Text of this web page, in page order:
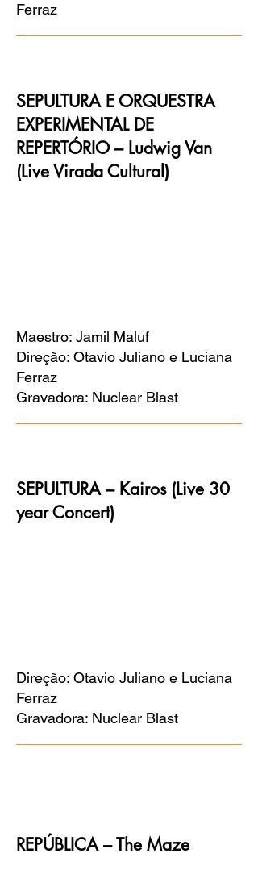
Ferraz
SEPULTURA E ORQUESTRA
EXPERIMENTAL DE
REPERTÓRIO – Ludwig Van
(Live Virada Cultural)
Maestro: Jamil Maluf
Direção: Otavio Juliano e Luciana
Ferraz
Gravadora: Nuclear Blast
SEPULTURA – Kairos (Live 30
year Concert)
Direção: Otavio Juliano e Luciana
Ferraz
Gravadora: Nuclear Blast
REPÚBLICA – The Maze